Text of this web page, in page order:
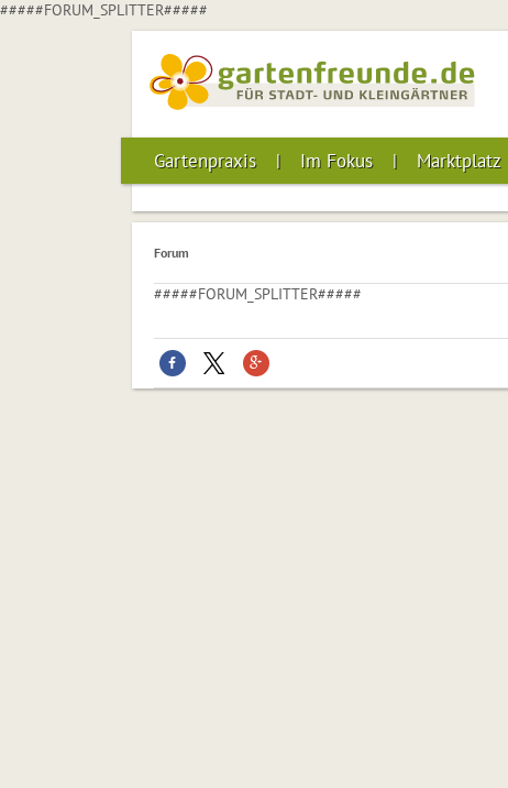
#####FORUM_SPLITTER#####
Gartenpraxis Im Fokus Marktplatz
Forum
#####FORUM_SPLITTER#####